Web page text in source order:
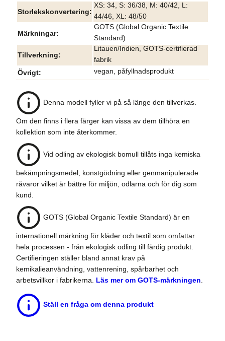
Storlekskonvertering
XS: 34, S: 36/38, M: 40/42, L:
44/46, XL: 48/50
Märkningar
GOTS (Global Organic Textile
Standard)
Tillverkning
Litauen/Indien, GOTS-certifierad
fabrik
Övrigt
vegan, påfyllnadsprodukt
Denna modell fyller vi på så länge den tillverkas.
Om den finns i flera färger kan vissa av dem tillhöra en
kollektion som inte återkommer.
Vid odling av ekologisk bomull tillåts inga kemiska
bekämpningsmedel, konstgödning eller genmanipulerade
råvaror vilket är bättre för miljön, odlarna och för dig som
kund.
GOTS (Global Organic Textile Standard) är en
internationell märkning för kläder och textil som omfattar
hela processen - från ekologisk odling till färdig produkt.
Certifieringen ställer bland annat krav på
kemikalieanvändning, vattenrening, spårbarhet och
arbetsvillkor i fabrikerna. Läs mer om GOTS-märkningen
Ställ en fråga om denna produkt